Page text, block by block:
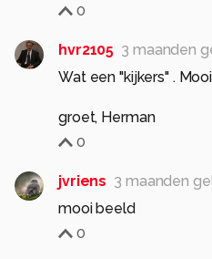
0
hvr2105 3 maanden
Wat een "kijkers" .
groet, Herman
0
jvriens 3 maanden
mooi beeld
0